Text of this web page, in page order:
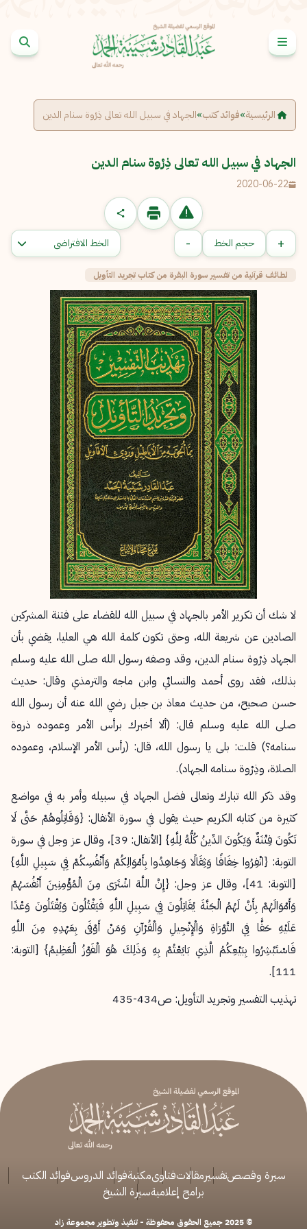
الرئيسية»فوائد كتب»الجهاد في سبيل الله تعالى ذِرْوة سنام الدين
الجهاد في سبيل الله تعالى ذِرْوة سنام الدين
2020-06-22
الاسم الكامل*
البريد الإلكتروني*
إرسال إلغاء
+ حجم الخط -
لطائف قرآنية من تفسير سورة البقرة من كتاب تجريد التأويل
لا شك أن تكرير الأمر بالجهاد في سبيل الله للقضاء على فتنة المشركين
الصادين عن شريعة الله، وحتى تكون كلمة الله هي العليا، يقضي بأن
الجهاد ذِرْوة سنام الدين، وقد وصفه رسول الله صلى الله عليه وسلم
بذلك، فقد روى أحمد والنسائي وابن ماجه والترمذي وقال: حديث
حسن صحيح، من حديث معاذ بن جبل رضي الله عنه أن رسول الله
صلى الله عليه وسلم قال: (ألا أخبرك برأس الأمر وعموده ذروة
سنامه؟) قلت: بلى يا رسول الله، قال: (رأس الأمر الإسلام، وعموده
الصلاة، وذِرْوة سنامه الجهاد).
وقد ذكر الله تبارك وتعالى فضل الجهاد في سبيله وأمر به في مواضع
كثيرة من كتابه الكريم حيث يقول في سورة الأنفال: {وَقَاتِلُوهُمْ حَتَّى لَا
تَكُونَ فِتْنَةٌ وَيَكُونَ الدِّينُ كُلُّهُ لِلَّهِ} [الأنفال: 39]، وقال عز وجل في سورة
التوبة: {انْفِرُوا خِفَافًا وَثِقَالًا وَجَاهِدُوا بِأَمْوَالِكُمْ وَأَنْفُسِكُمْ فِي سَبِيلِ اللَّهِ}
[التوبة: 41]، وقال عز وجل: {
إِنَّ اللَّهَ اشْتَرَى مِنَ الْمُؤْمِنِينَ أَنْفُسَهُمْ
وَأَمْوَالَهُمْ بِأَنَّ لَهُمُ الْجَنَّةَ يُقَاتِلُونَ فِي سَبِيلِ اللَّهِ فَيَقْتُلُونَ وَيُقْتَلُونَ وَعْدًا
عَلَيْهِ حَقًّا فِي التَّوْرَاةِ وَالْإِنْجِيلِ وَالْقُرْآنِ وَمَنْ أَوْفَى بِعَهْدِهِ مِنَ اللَّهِ
فَاسْتَبْشِرُوا بِبَيْعِكُمُ الَّذِي بَايَعْتُمْ بِهِ وَذَلِكَ هُوَ الْفَوْزُ الْعَظِيمُ} [التوبة:
111].
تهذيب التفسير وتجريد التأويل: ص434-435
سيرة وقصصتفسيرمقالاتفتاوىمكتبةفوائد الدروسفوائد الكتب
برامج إعلاميةسيرة الشيخ
© 2025 جميع الحقوق محفوظة - تنفيذ وتطوير مجموعة زاد